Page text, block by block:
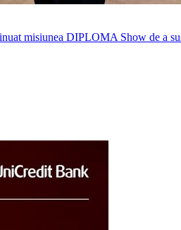
misiunea DIPLOMA Show de a